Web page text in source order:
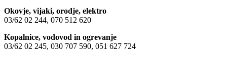
Okovje, vijaki, orodje, elektro
03/62 02 244, 070 512 620
Kopalnice, vodovod in ogrevanje
03/62 02 245, 030 707 590, 051 627 724